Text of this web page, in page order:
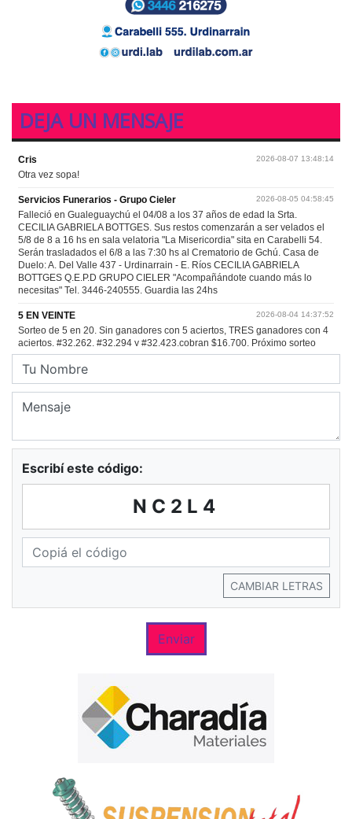
DEJA UN MENSAJE
Escribí este código:
NC2L4
CAMBIAR LETRAS